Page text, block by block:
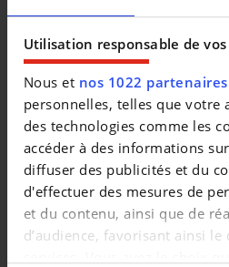
Utilisation responsable de
Nous et nos 1022 partenaires
personnelles, telles que votre
des technologies comme les
accéder à des informations
diffuser des publicités et du
d'effectuer des mesures de
et du contenu, ainsi que de
d’audience, favorisant ainsi
services. Vous avez le choix
Alle DECAIGNY DEGROOTE
punten gecontroleerd - Minimum
indien gewenst) - Voordelige
Iedere wagen voldoet aan de
Selected Cars normen -
onze kwaliteit te ervaren - iedere
onderhoud bij aflevering. Onze
medewerkers garanderen U
Bezoek www.dd.be en vind uw
uw interesse in onze diensten.
en het ganse team.